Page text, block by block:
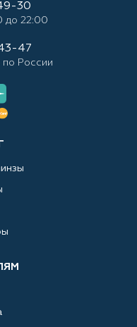
30
до 22:00
47
по России